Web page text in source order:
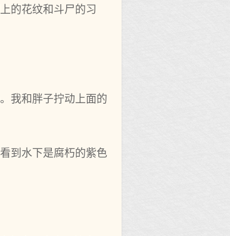
的花纹和斗尸的习
我和胖子拧动上面的
到水下是腐朽的紫色